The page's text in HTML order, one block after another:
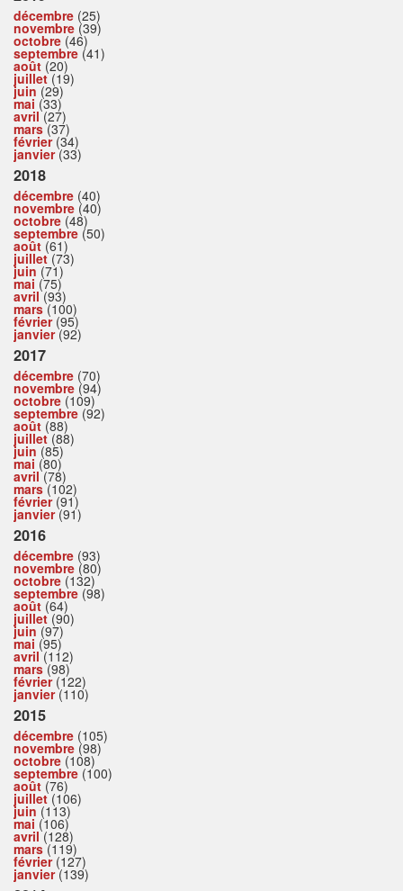
décembre (25)
novembre (39)
octobre (46)
septembre (41)
août (20)
juillet(19)
juin (29)
mai (33)
avril(27)
mars(37)
février(34)
janvier(33)
2018
décembre (40)
novembre (40)
octobre (48)
septembre (50)
août (61)
juillet(73)
juin (71)
mai (75)
avril(93)
mars(100)
février(95)
janvier(92)
2017
décembre (70)
novembre (94)
octobre (109)
septembre (92)
août (88)
juillet(88)
juin (85)
mai (80)
avril(78)
mars(102)
février(91)
janvier(91)
2016
décembre (93)
novembre (80)
octobre (132)
septembre (98)
août (64)
juillet(90)
juin (97)
mai (95)
avril(112)
mars(98)
février(122)
janvier(110)
2015
décembre (105)
novembre (98)
octobre (108)
septembre (100)
août (76)
juillet(106)
juin (113)
mai (106)
avril(128)
mars(119)
février(127)
janvier(139)